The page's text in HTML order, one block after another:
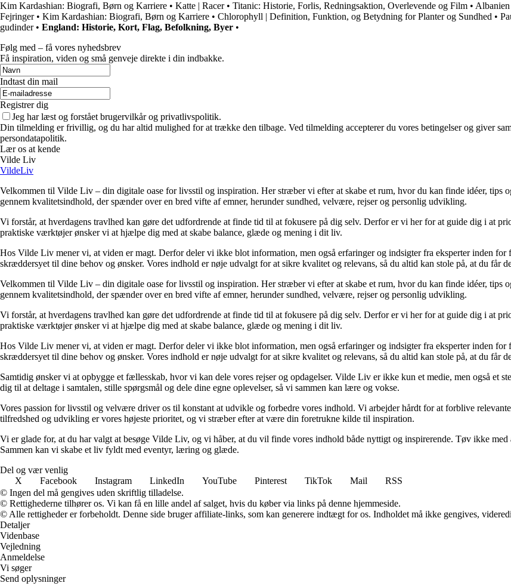
Kim Kardashian: Biografi, Børn og Karriere • Katte | Racer• Titanic: Historie, Forlis, Redningsaktion, Overlevende og Film •
Fejringer• Kim Kardashian: Biografi, Børn og Karriere • Chlorophyll | Definition, Funktion, og Betydning for Planter og Sundhed •
gudinder• England: Historie, Kort, Flag, Befolkning, Byer •
Følg med – få vores nyhedsbrev
Få inspiration, viden og små genveje direkte i din indbakke.
Indtast din mail
Registrer dig
Jeg har læst og forstået brugervilkår og privatlivspolitik.
Din tilmelding er frivillig, og du har altid mulighed for at trække den tilbage. Ved tilmelding accepterer du vores betingelser og giver
persondatapolitik.
Lær os at kende
Vilde Liv
VildeLiv
Velkommen til Vilde Liv – din digitale oase for livsstil og inspiration. Her stræber vi efter at skabe et rum, hvor du kan finde idéer, tips
gennem kvalitetsindhold, der spænder over en bred vifte af emner, herunder sundhed, velvære, rejser og personlig udvikling.
Vi forstår, at hverdagens travlhed kan gøre det udfordrende at finde tid til at fokusere på dig selv. Derfor er vi her for at guide dig i at
praktiske værktøjer ønsker vi at hjælpe dig med at skabe balance, glæde og mening i dit liv.
Hos Vilde Liv mener vi, at viden er magt. Derfor deler vi ikke blot information, men også erfaringer og indsigter fra eksperter inden for
skræddersyet til dine behov og ønsker. Vores indhold er nøje udvalgt for at sikre kvalitet og relevans, så du altid kan stole på, at du får
Velkommen til Vilde Liv – din digitale oase for livsstil og inspiration. Her stræber vi efter at skabe et rum, hvor du kan finde idéer, tips
gennem kvalitetsindhold, der spænder over en bred vifte af emner, herunder sundhed, velvære, rejser og personlig udvikling.
Vi forstår, at hverdagens travlhed kan gøre det udfordrende at finde tid til at fokusere på dig selv. Derfor er vi her for at guide dig i at
praktiske værktøjer ønsker vi at hjælpe dig med at skabe balance, glæde og mening i dit liv.
Hos Vilde Liv mener vi, at viden er magt. Derfor deler vi ikke blot information, men også erfaringer og indsigter fra eksperter inden for
skræddersyet til dine behov og ønsker. Vores indhold er nøje udvalgt for at sikre kvalitet og relevans, så du altid kan stole på, at du får
Samtidig ønsker vi at opbygge et fællesskab, hvor vi kan dele vores rejser og opdagelser. Vilde Liv er ikke kun et medie, men også et
dig til at deltage i samtalen, stille spørgsmål og dele dine egne oplevelser, så vi sammen kan lære og vokse.
Vores passion for livsstil og velvære driver os til konstant at udvikle og forbedre vores indhold. Vi arbejder hårdt for at forblive
tilfredshed og udvikling er vores højeste prioritet, og vi stræber efter at være din foretrukne kilde til inspiration.
Vi er glade for, at du har valgt at besøge Vilde Liv, og vi håber, at du vil finde vores indhold både nyttigt og inspirerende. Tøv ikke
Sammen kan vi skabe et liv fyldt med eventyr, læring og glæde.
Del og vær venlig
X
Facebook Instagram LinkedIn YouTube Pinterest TikTok Mail
RSS
© Ingen del må gengives uden skriftlig tilladelse.
© Rettighederne tilhører os. Vi kan få en lille andel af salget, hvis du køber via links på denne hjemmeside.
© Alle rettigheder er forbeholdt. Denne side bruger affiliate-links, som kan generere indtægt for os. Indholdet må ikke gengives,
Detaljer
Videnbase
Vejledning
Anmeldelse
Vi søger
Send oplysninger